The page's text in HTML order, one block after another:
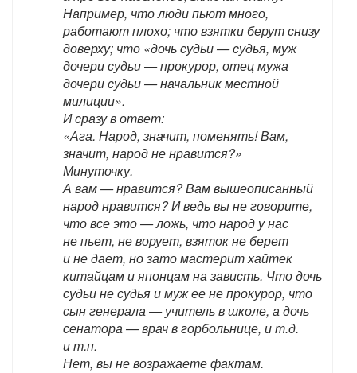
Например, что люди пьют много,
работают плохо; что взятки берут снизу
доверху; что «дочь судьи — судья, муж
дочери судьи — прокурор, отец мужа
дочери судьи — начальник местной
милиции».
И сразу в ответ:
«Ага. Народ, значит, поменять! Вам,
значит, народ не нравится?»
Минуточку.
А вам — нравится? Вам вышеописанный
народ нравится? И ведь вы не говорите,
что все это — ложь, что народ у нас
не пьет, не ворует, взяток не берет
и не дает, но зато мастерит хайтек
китайцам и японцам на зависть. Что дочь
судьи не судья и муж ее не прокурор, что
сын генерала — учитель в школе, а дочь
сенатора — врач в горбольнице, и т.д.
и т.п.
Нет, вы не возражаете фактам.